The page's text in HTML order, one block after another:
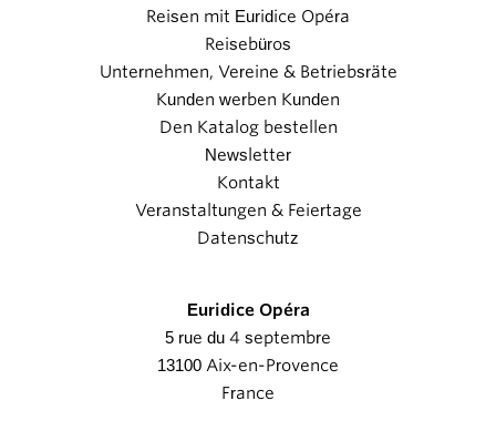
Reisen mit Euridice Opéra
Reisebüros
Unternehmen, Vereine & Betriebsräte
Kunden werben Kunden
Den Katalog bestellen
Newsletter
Kontakt
Veranstaltungen & Feiertage
Datenschutz
Euridice Opéra
5 rue du 4 septembre
13100 Aix-en-Provence
France